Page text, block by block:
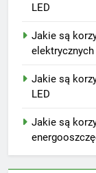
LED
Jakie są
elektrycznych
Jakie są
LED
Jakie są